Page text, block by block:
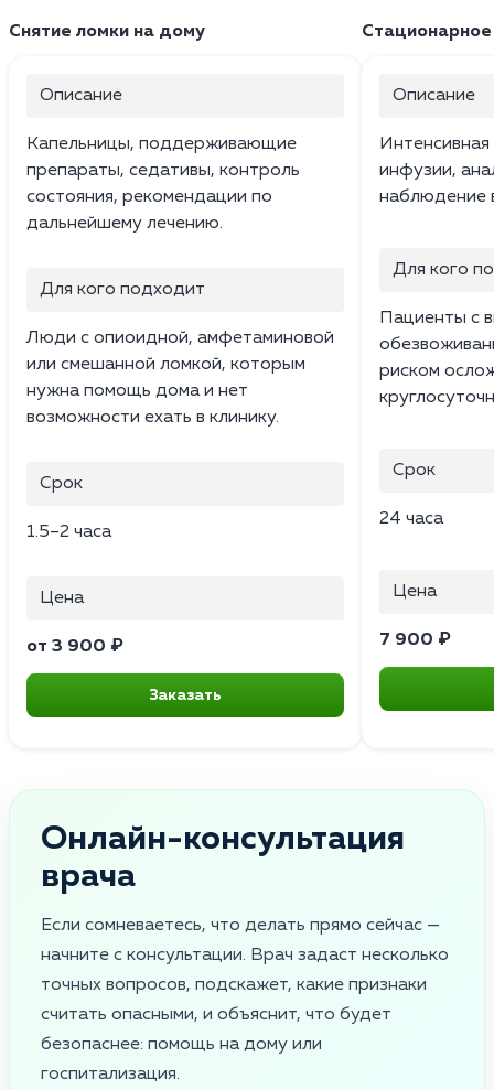
Снятие ломки на дому
Описание
Капельницы, поддерживающие
препараты, седативы, контроль
состояния, рекомендации по
дальнейшему лечению.
Для кого подходит
Люди с опиоидной, амфетаминовой
или смешанной ломкой, которым
нужна помощь дома и нет
возможности ехать в клинику.
Срок
1.5–2 часа
Цена
от 3 900 ₽
Заказать
Стационарное
Описание
инфузии,
наблюдение
Для кого
Пациенты с
риском
Срок
24 часа
Цена
7 900 ₽
Онлайн-консультация
врача
Если сомневаетесь, что делать прямо сейчас —
начните с консультации. Врач задаст несколько
точных вопросов, подскажет, какие признаки
считать опасными, и объяснит, что будет
безопаснее: помощь на дому или
госпитализация.